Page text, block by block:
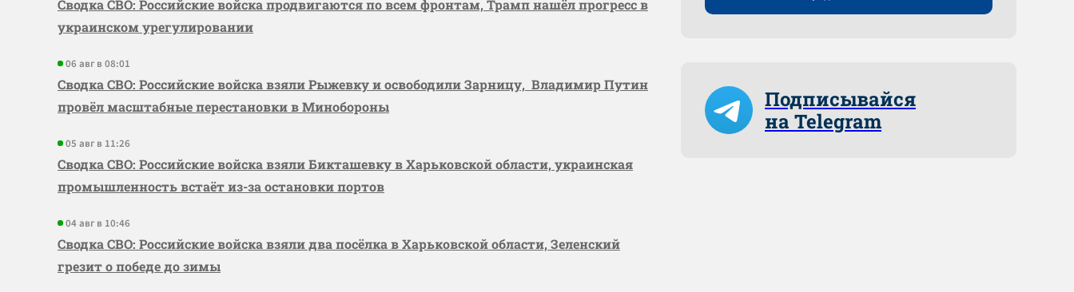
Сводка СВО: Российские войска продвигаются по всем фронтам, Трамп нашёл прогресс в
украинском урегулировании
06 авг в 08:01
Сводка СВО: Российские войска взяли Рыжевку и освободили Зарницу, Владимир Путин
провёл масштабные перестановки в Минобороны
05 авг в 11:26
Сводка СВО: Российские войска взяли Бикташевку в Харьковской области, украинская
промышленность встаёт из-за остановки портов
04 авг в 10:46
Сводка СВО: Российские войска взяли два посёлка в Харьковской области, Зеленский
грезит о победе до зимы
Подписывайся
на Telegram